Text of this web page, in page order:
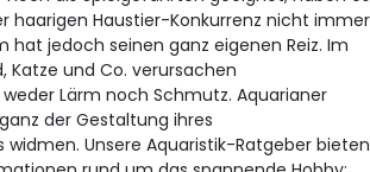
haarigen Haustier-Konkurrenz nicht immer
hat jedoch seinen ganz eigenen Reiz. Im
Katze und Co. verursachen
Lärm noch Schmutz. Aquarianer
der Gestaltung ihres
widmen. Unsere Aquaristik-Ratgeber bieten